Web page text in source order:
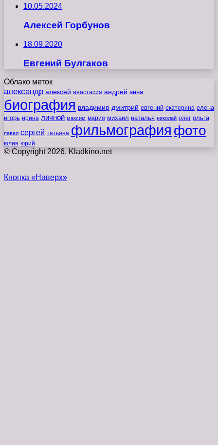
10.05.2024
Алексей Горбунов
18.09.2020
Евгений Булгаков
Облако меток
александр алексей анастасия андрей анна
биография владимир дмитрий евгений екатерина елена
игорь ирина личной максим мария михаил наталья николай олег ольга
павел сергей татьяна фильмография фото
юлия юрий
© Copyright 2026, Kladkino.net
Кнопка «Наверх»